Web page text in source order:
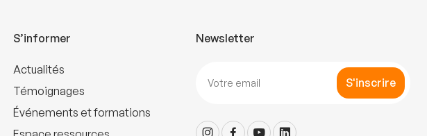
S’informer
Actualités
Témoignages
Événements et formations
Newsletter
S'inscrire